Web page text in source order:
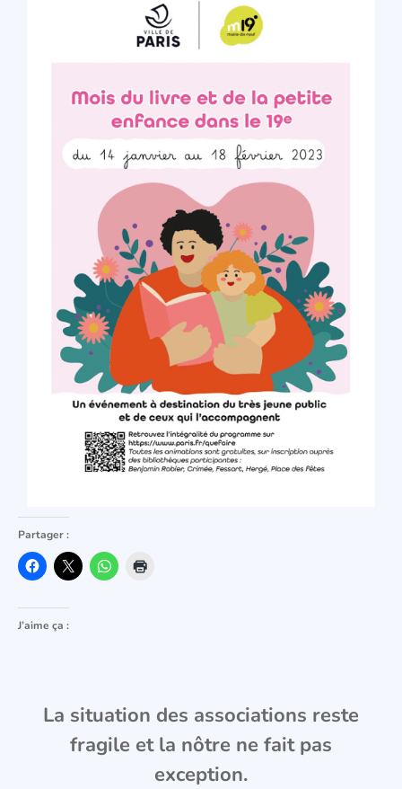
Partager :
J’aime ça :
La situation des associations reste
fragile et la nôtre ne fait pas
exception.